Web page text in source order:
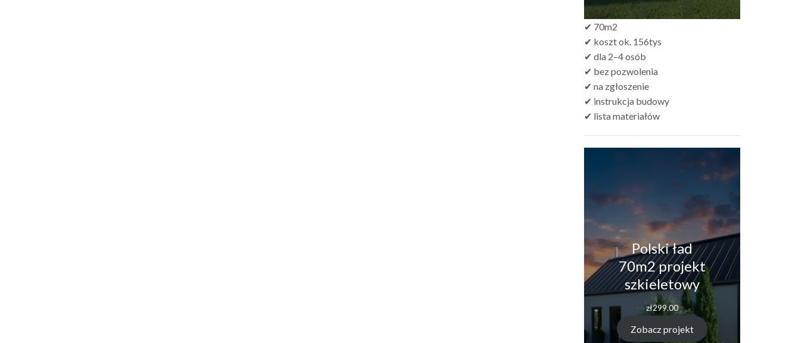
✔ 70m2
✔ koszt ok. 156tys
✔ dla 2–4 osób
✔ bez pozwolenia
✔ na zgłoszenie
✔ instrukcja budowy
✔ lista materiałów
Polski ład
70m2 projekt
szkieletowy
zł299.00
Zobacz projekt